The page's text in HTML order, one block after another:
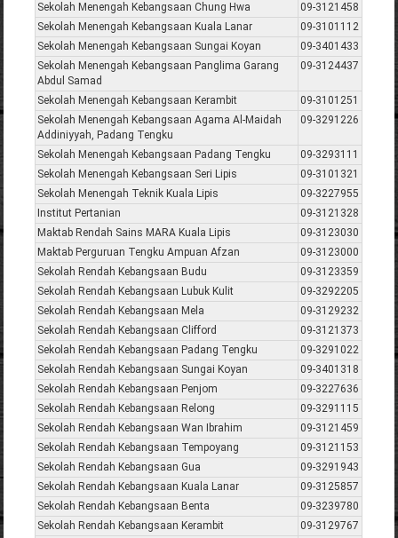
Sekolah Menengah Kebangsaan Chung Hwa
09-3121458
Sekolah Menengah Kebangsaan Kuala Lanar
09-3101112
Sekolah Menengah Kebangsaan Sungai Koyan
09-3401433
Sekolah Menengah Kebangsaan Panglima Garang
Abdul Samad
09-3124437
Sekolah Menengah Kebangsaan Kerambit
09-3101251
Sekolah Menengah Kebangsaan Agama Al-Maidah
Addiniyyah, Padang Tengku
09-3291226
Sekolah Menengah Kebangsaan Padang Tengku
09-3293111
Sekolah Menengah Kebangsaan Seri Lipis
09-3101321
Sekolah Menengah Teknik Kuala Lipis
09-3227955
Institut Pertanian
09-3121328
Maktab Rendah Sains MARA Kuala Lipis
09-3123030
Maktab Perguruan Tengku Ampuan Afzan
09-3123000
Sekolah Rendah Kebangsaan Budu
09-3123359
Sekolah Rendah Kebangsaan Lubuk Kulit
09-3292205
Sekolah Rendah Kebangsaan Mela
09-3129232
Sekolah Rendah Kebangsaan Clifford
09-3121373
Sekolah Rendah Kebangsaan Padang Tengku
09-3291022
Sekolah Rendah Kebangsaan Sungai Koyan
09-3401318
Sekolah Rendah Kebangsaan Penjom
09-3227636
Sekolah Rendah Kebangsaan Relong
09-3291115
Sekolah Rendah Kebangsaan Wan Ibrahim
09-3121459
Sekolah Rendah Kebangsaan Tempoyang
09-3121153
Sekolah Rendah Kebangsaan Gua
09-3291943
Sekolah Rendah Kebangsaan Kuala Lanar
09-3125857
Sekolah Rendah Kebangsaan Benta
09-3239780
Sekolah Rendah Kebangsaan Kerambit
09-3129767